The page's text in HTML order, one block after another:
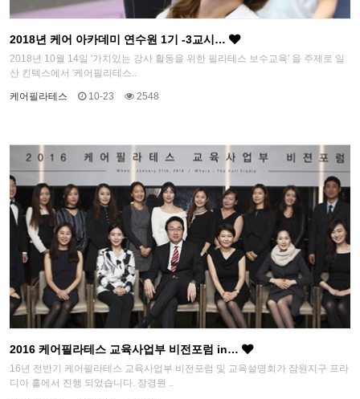
2018년 케어 아카데미 연수원 1기 -3교시…
2018년 10월 14일 '가치있는 강사 활동을 위한 필라테스 보수교육' 을 주제로 일
산 킨텍스에서 '케어필라테스..
케어필라테스 10-23 2548
2016 케어필라테스 교육사업부 비전포럼 in…
16년 전반기 케어필라테스 교육사업부 비전포럼 및 교육설명회가 잠원지구 프라
디아 홀에서 진행 되었습니다. 장경원 ..